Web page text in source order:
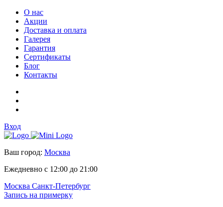
О нас
Акции
Доставка и оплата
Галерея
Гарантия
Сертификаты
Блог
Контакты
Вход
Ваш город: Москва
Ежедневно с 12:00 до 21:00
Москва Санкт-Петербург
Запись на примерку